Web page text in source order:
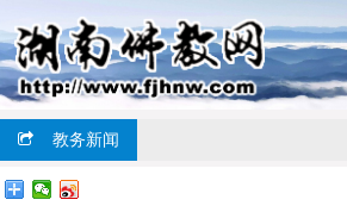
教务新闻